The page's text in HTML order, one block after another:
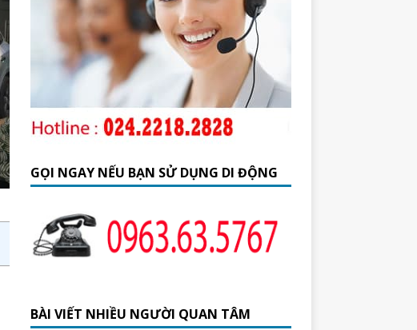
GỌI NGAY NẾU BẠN SỬ DỤNG DI ĐỘNG
BÀI VIẾT NHIỀU NGƯỜI QUAN TÂM